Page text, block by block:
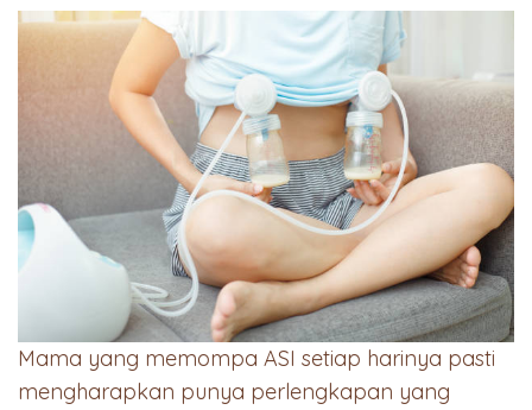
Mama yang memompa ASI setiap harinya pasti
mengharapkan punya perlengkapan yang